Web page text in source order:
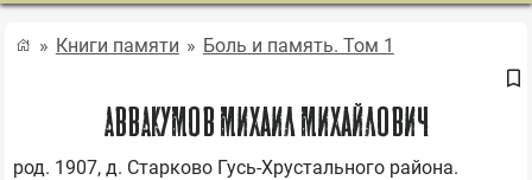
Книги памяти Боль и память. Том 1
АВВАКУМОВ Михаил Михайлович
род. 1907, д. Старково Гусь-Хрустального района.